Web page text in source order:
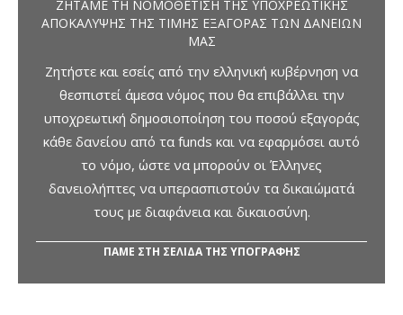
ΖΗΤΆΜΕ ΤΗ ΝΟΜΟΘΈΤΙΣΗ ΤΗΣ ΥΠΟΧΡΕΩΤΙΚΉΣ
ΑΠΟΚΆΛΥΨΗΣ ΤΗΣ ΤΙΜΉΣ ΕΞΑΓΟΡΆΣ ΤΩΝ ΔΑΝΕΊΩΝ
ΜΑΣ
Ζητήστε και εσείς από την ελληνική κυβέρνηση να
θεσπιστεί άμεσα νόμος που θα επιβάλλει την
υποχρεωτική δημοσιοποίηση του ποσού εξαγοράς
κάθε δανείου από τα funds και να εφαρμόσει αυτό
το νόμο, ώστε να μπορούν οι Έλληνες
δανειολήπτες να υπερασπιστούν τα δικαιώματά
τους με διαφάνεια και δικαιοσύνη.
ΠΑΜΕ ΣΤΗ ΣΕΛΙΔΑ ΤΗΣ ΥΠΟΓΡΑΦΗΣ